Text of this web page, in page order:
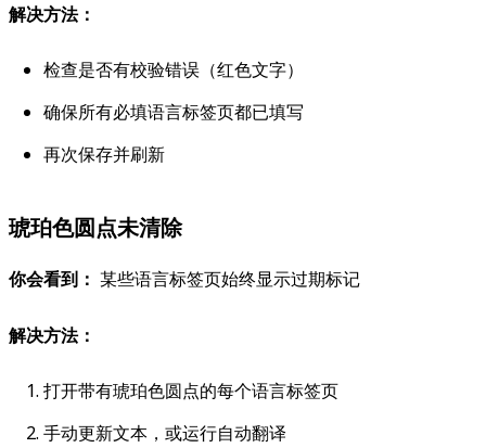
解决方法：
检查是否有校验错误（红色文字）
确保所有必填语言标签页都已填写
再次保存并刷新
琥珀色圆点未清除
你会看到： 某些语言标签页始终显示过期标记
解决方法：
打开带有琥珀色圆点的每个语言标签页
手动更新文本，或运行自动翻译